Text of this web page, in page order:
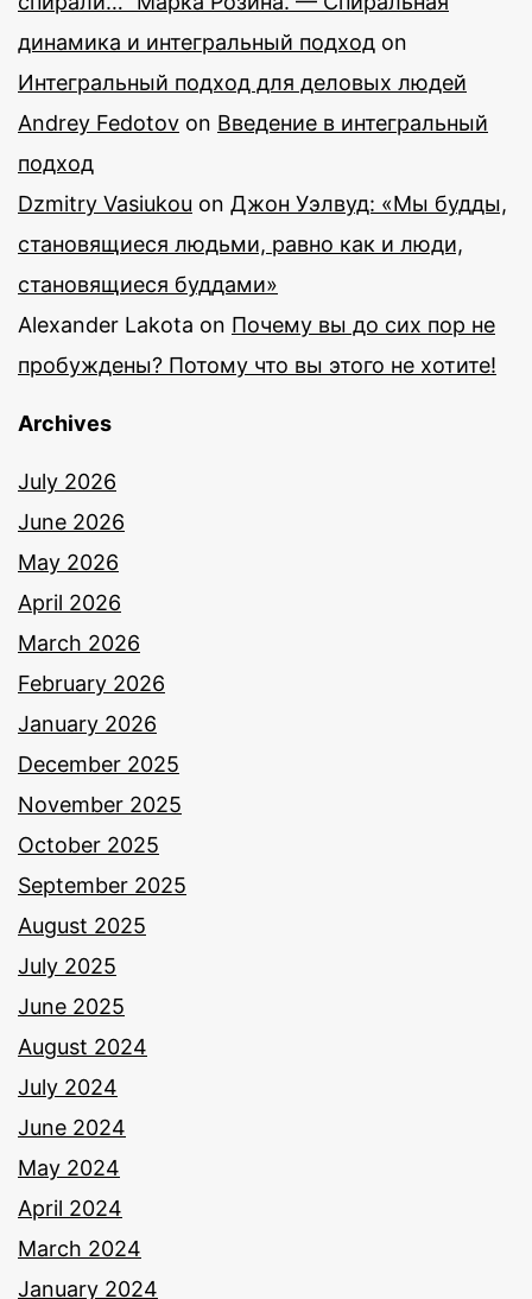
динамика и интегральный подход on
Интегральный подход для деловых людей
Andrey Fedotov on Введение в интегральный
подход
Dzmitry Vasiukou on Джон Уэлвуд: «Мы будды,
становящиеся людьми, равно как и люди,
становящиеся буддами»
Alexander Lakota on Почему вы до сих пор не
пробуждены? Потому что вы этого не хотите!
Archives
July 2026
June 2026
May 2026
April 2026
March 2026
February 2026
January 2026
December 2025
November 2025
October 2025
September 2025
August 2025
July 2025
June 2025
August 2024
July 2024
June 2024
May 2024
April 2024
March 2024
January 2024